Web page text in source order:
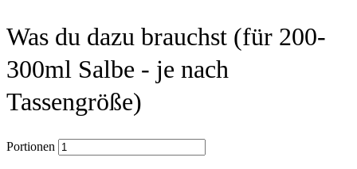
Was du dazu brauchst (für 200-
300ml Salbe - je nach
Tassengröße)
Portionen